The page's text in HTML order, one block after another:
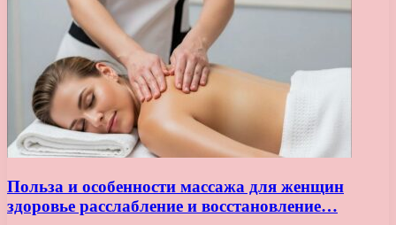
Польза и особенности массажа для женщин
здоровье расслабление и восстановление…